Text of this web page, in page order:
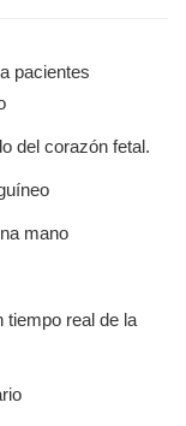
pacientes
del corazón fetal.
mano
tiempo real de la